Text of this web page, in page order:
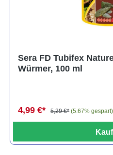
Sera FD Tubifex
Würmer, 100 ml
4,99 €* 5,29 €* (5.67% gespart)